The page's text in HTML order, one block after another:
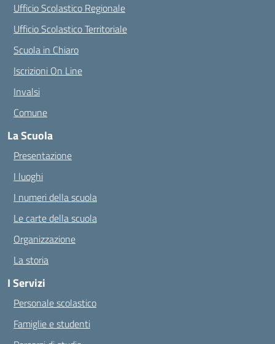
Ufficio Scolastico Regionale
Ufficio Scolastico Territoriale
Scuola in Chiaro
Iscrizioni On Line
Invalsi
Comune
La Scuola
Presentazione
I luoghi
I numeri della scuola
Le carte della scuola
Organizzazione
La storia
I Servizi
Personale scolastico
Famiglie e studenti